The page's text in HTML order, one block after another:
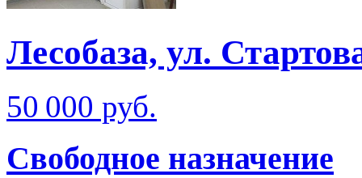
Лесобаза, ул.
50 000 руб.
Свободное назначение